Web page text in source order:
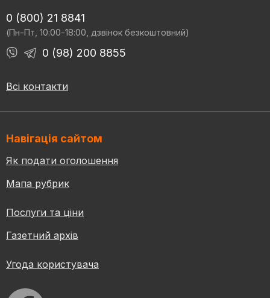
0 (800) 21 8841
(Пн-Пт, 10:00-18:00, дзвінок безкоштовний)
0 (98) 200 8855
Всі контакти
Навігація сайтом
Як подати оголошення
Мапа рубрик
Послуги та ціни
Газетний архів
Угода користувача